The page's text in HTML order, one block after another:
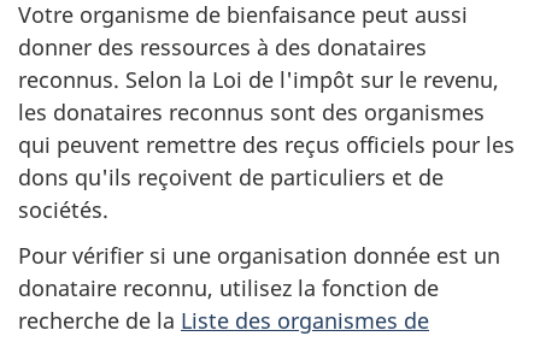
Votre organisme de bienfaisance peut aussi
donner des ressources à des donataires
reconnus. Selon la Loi de l'impôt sur le revenu,
les donataires reconnus sont des organismes
qui peuvent remettre des reçus officiels pour les
dons qu'ils reçoivent de particuliers et de
sociétés.
Pour vérifier si une organisation donnée est un
donataire reconnu, utilisez la fonction de
recherche de la Liste des organismes de